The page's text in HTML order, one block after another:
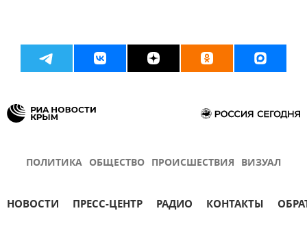
ПОЛИТИКА ОБЩЕСТВО ПРОИСШЕСТВИЯ ВИЗУАЛ
НОВОСТИ ПРЕСС-ЦЕНТР РАДИО КОНТАКТЫ